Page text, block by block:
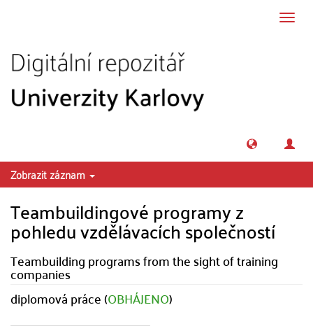
Zobrazit záznam
Teambuildingové programy z
pohledu vzdělávacích společností
Teambuilding programs from the sight of training
companies
diplomová práce (OBHÁJENO)